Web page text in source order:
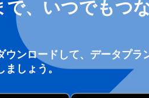
if your device supports eSIM
で、いつでもつ
ウンロードして、データプラ
ましょう。
または登録
秒でアカウントを作成してください。